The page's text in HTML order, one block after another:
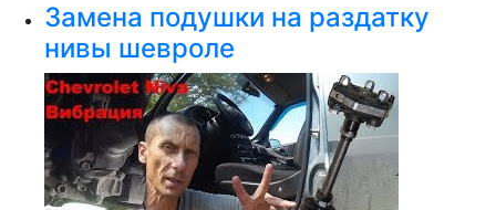
Замена подушки на раздатку
нивы шевроле